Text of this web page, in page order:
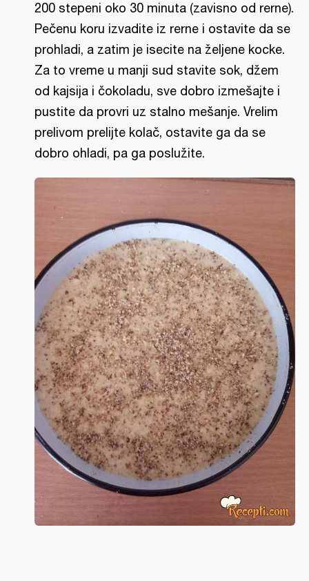
200 stepeni oko 30 minuta (zavisno od rerne).
Pečenu koru izvadite iz rerne i ostavite da se
prohladi, a zatim je isecite na željene kocke.
Za to vreme u manji sud stavite sok, džem
od kajsija i čokoladu, sve dobro izmešajte i
pustite da provri uz stalno mešanje. Vrelim
prelivom prelijte kolač, ostavite ga da se
dobro ohladi, pa ga poslužite.